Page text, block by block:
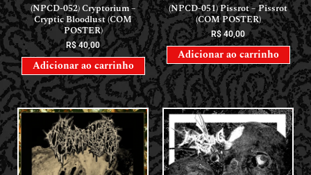
(NPCD-052) Cryptorium –
Cryptic Bloodlust (COM
POSTER)
R$40,00
Adicionar ao carrinho
(NPCD-051) Pissrot – Pissrot
(COM POSTER)
R$40,00
Adicionar ao carrinho